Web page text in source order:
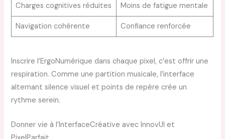
Charges cognitives réduites Moins de fatigue mentale
Navigation cohérente Confiance renforcée
Inscrire l’ErgoNumérique dans chaque pixel, c’est offrir une
respiration. Comme une partition musicale, l’interface
alternant silence visuel et points de repère crée un
rythme serein.
Donner vie à l’InterfaceCréative avec InnovUI et